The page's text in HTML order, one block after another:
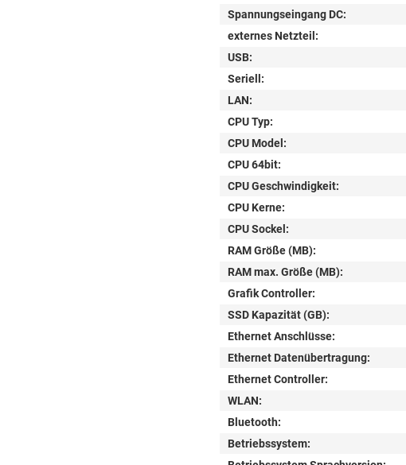
Spannungseingang DC:
externes Netzteil:
USB:
Seriell:
LAN:
CPU Typ:
CPU Model:
CPU 64bit:
CPU Geschwindigkeit:
CPU Kerne:
CPU Sockel:
RAM Größe (MB):
RAM max. Größe (MB):
Grafik Controller:
SSD Kapazität (GB):
Ethernet Anschlüsse:
Ethernet Datenübertragung:
Ethernet Controller:
WLAN:
Bluetooth:
Betriebssystem: